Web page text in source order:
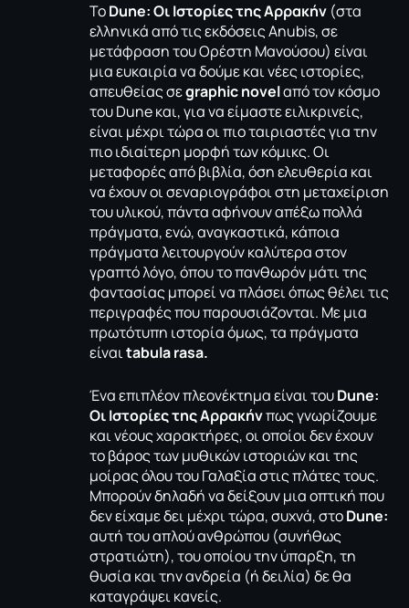
ΤοDune: Οι Ιστορίες της Αρρακήν (στα
ελληνικά από τις εκδόσεις Anubis, σε
μετάφραση του Ορέστη Μανούσου) είναι
μια ευκαιρία να δούμε και νέες ιστορίες,
απευθείας σεgraphic novelαπό τον κόσμο
του Dune και, για να είμαστε ειλικρινείς,
είναι μέχρι τώρα οι πιο ταιριαστές για την
πιο ιδιαίτερη μορφή των κόμικς. Οι
μεταφορές από βιβλία, όση ελευθερία και
να έχουν οι σεναριογράφοι στη μεταχείριση
του υλικού, πάντα αφήνουν απέξω πολλά
πράγματα, ενώ, αναγκαστικά, κάποια
πράγματα λειτουργούν καλύτερα στον
γραπτό λόγο, όπου το πανθωρόν μάτι της
φαντασίας μπορεί να πλάσει όπως θέλει τις
περιγραφές που παρουσιάζονται. Με μια
πρωτότυπη ιστορία όμως, τα πράγματα
είναιtabula rasa.
Ένα επιπλέον πλεονέκτημα είναι τουDune:
Οι Ιστορίες της Αρρακήνπως γνωρίζουμε
και νέους χαρακτήρες, οι οποίοι δεν έχουν
το βάρος των μυθικών ιστοριών και της
μοίρας όλου του Γαλαξία στις πλάτες τους.
Μπορούν δηλαδή να δείξουν μια οπτική που
δεν είχαμε δει μέχρι τώρα, συχνά, στοDune:
αυτή του απλού ανθρώπου (συνήθως
στρατιώτη), του οποίου την ύπαρξη, τη
θυσία και την ανδρεία (ή δειλία) δε θα
καταγράψει κανείς.